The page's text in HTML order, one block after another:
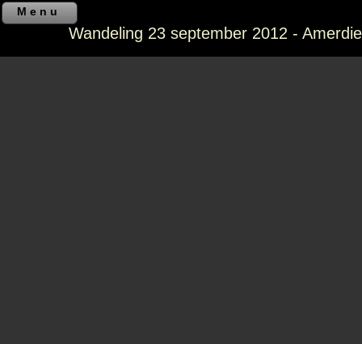
Menu
Wandeling 23 september 2012 -